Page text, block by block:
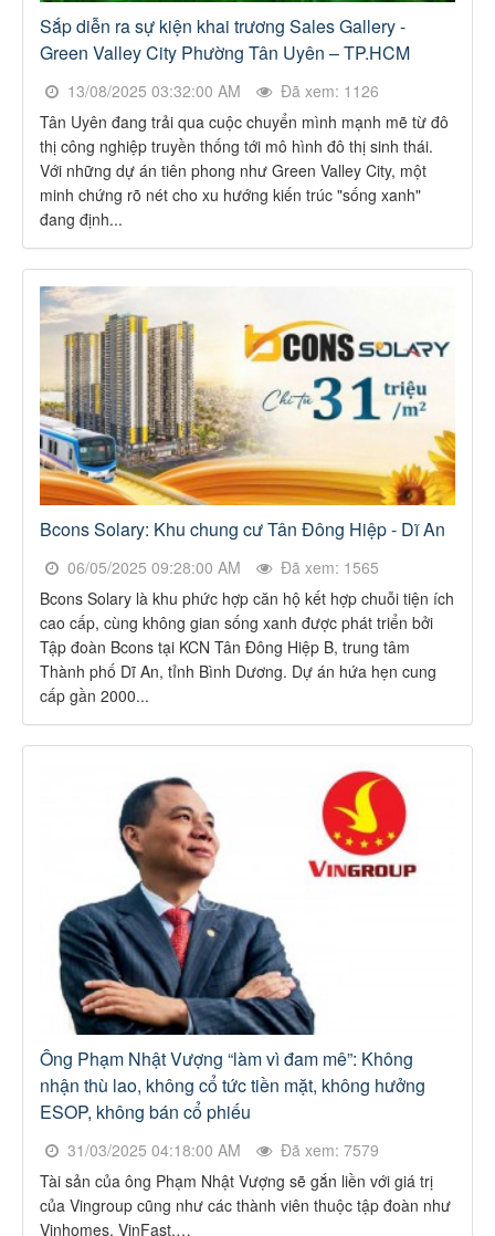
Sắp diễn ra sự kiện khai trương Sales Gallery -
Green Valley City Phường Tân Uyên – TP.HCM
13/08/2025 03:32:00 AM
Đã xem: 1126
Tân Uyên đang trải qua cuộc chuyển mình mạnh mẽ từ đô
thị công nghiệp truyền thống tới mô hình đô thị sinh thái.
Với những dự án tiên phong như Green Valley City, một
minh chứng rõ nét cho xu hướng kiến trúc "sống xanh"
đang định...
Bcons Solary: Khu chung cư Tân Đông Hiệp - Dĩ An
06/05/2025 09:28:00 AM
Đã xem: 1565
Bcons Solary là khu phức hợp căn hộ kết hợp chuỗi tiện ích
cao cấp, cùng không gian sống xanh được phát triển bởi
Tập đoàn Bcons tại KCN Tân Đông Hiệp B, trung tâm
Thành phố Dĩ An, tỉnh Bình Dương. Dự án hứa hẹn cung
cấp gần 2000...
Ông Phạm Nhật Vượng “làm vì đam mê”: Không
nhận thù lao, không cổ tức tiền mặt, không hưởng
ESOP, không bán cổ phiếu
31/03/2025 04:18:00 AM
Đã xem: 7579
Tài sản của ông Phạm Nhật Vượng sẽ gắn liền với giá trị
của Vingroup cũng như các thành viên thuộc tập đoàn như
Vinhomes, VinFast,…